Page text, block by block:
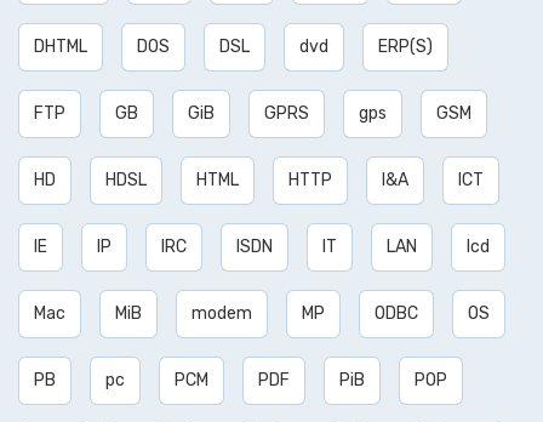
DHTML DOS DSL dvd ERP(S)
FTP GB GiB GPRS gps GSM
HD HDSL HTML HTTP I&A ICT
IE IP IRC ISDN IT LAN lcd
Mac MiB modem MP ODBC OS
PB pc PCM PDF PiB POP